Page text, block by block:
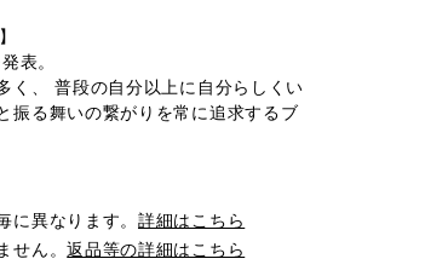
表。
く、 普段の自分以上に自分らしくい
振る舞いの繋がりを常に追求するブ
に異なります。詳細はこちら
せん。返品等の詳細はこちら